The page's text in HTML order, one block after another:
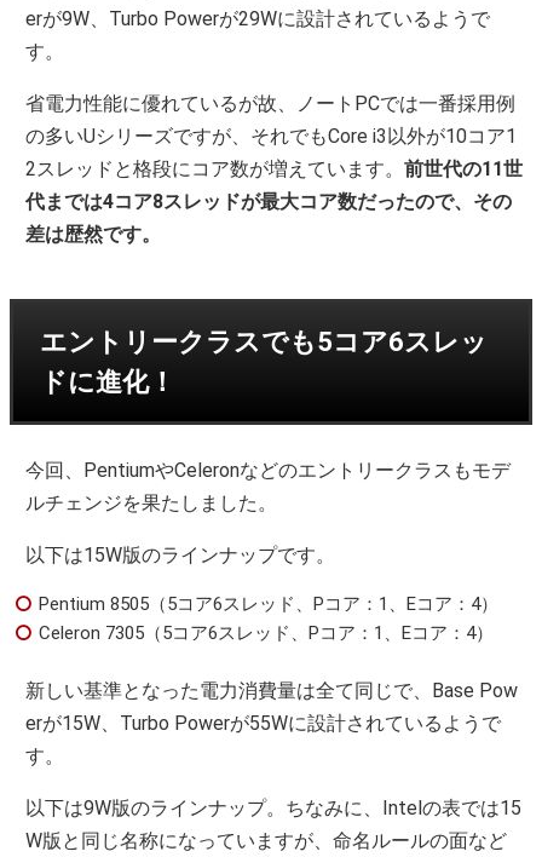
erが9W、Turbo Powerが29Wに設計されているようで
す。
省電力性能に優れているが故、ノートPCでは一番採用例
の多いUシリーズですが、それでもCore i3以外が10コア1
2スレッドと格段にコア数が増えています。前世代の11世
代までは4コア8スレッドが最大コア数だったので、その
差は歴然です。
エントリークラスでも5コア6スレッ
ドに進化！
今回、PentiumやCeleronなどのエントリークラスもモデ
ルチェンジを果たしました。
以下は15W版のラインナップです。
Pentium 8505（5コア6スレッド、Pコア：1、Eコア：4）
Celeron 7305（5コア6スレッド、Pコア：1、Eコア：4）
新しい基準となった電力消費量は全て同じで、Base Pow
erが15W、Turbo Powerが55Wに設計されているようで
す。
以下は9W版のラインナップ。ちなみに、Intelの表では15
W版と同じ名称になっていますが、命名ルールの面など